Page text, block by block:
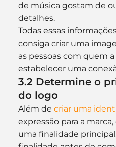
de música gostam de
detalhes.
Todas essas
consiga criar uma
as pessoas com quem
estabelecer uma
3.2 Determine o
do logo
Além de criar uma
expressão para a
uma finalidade